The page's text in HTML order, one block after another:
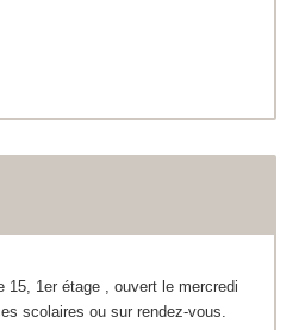
15, 1er étage , ouvert le mercredi
scolaires ou sur rendez-vous.